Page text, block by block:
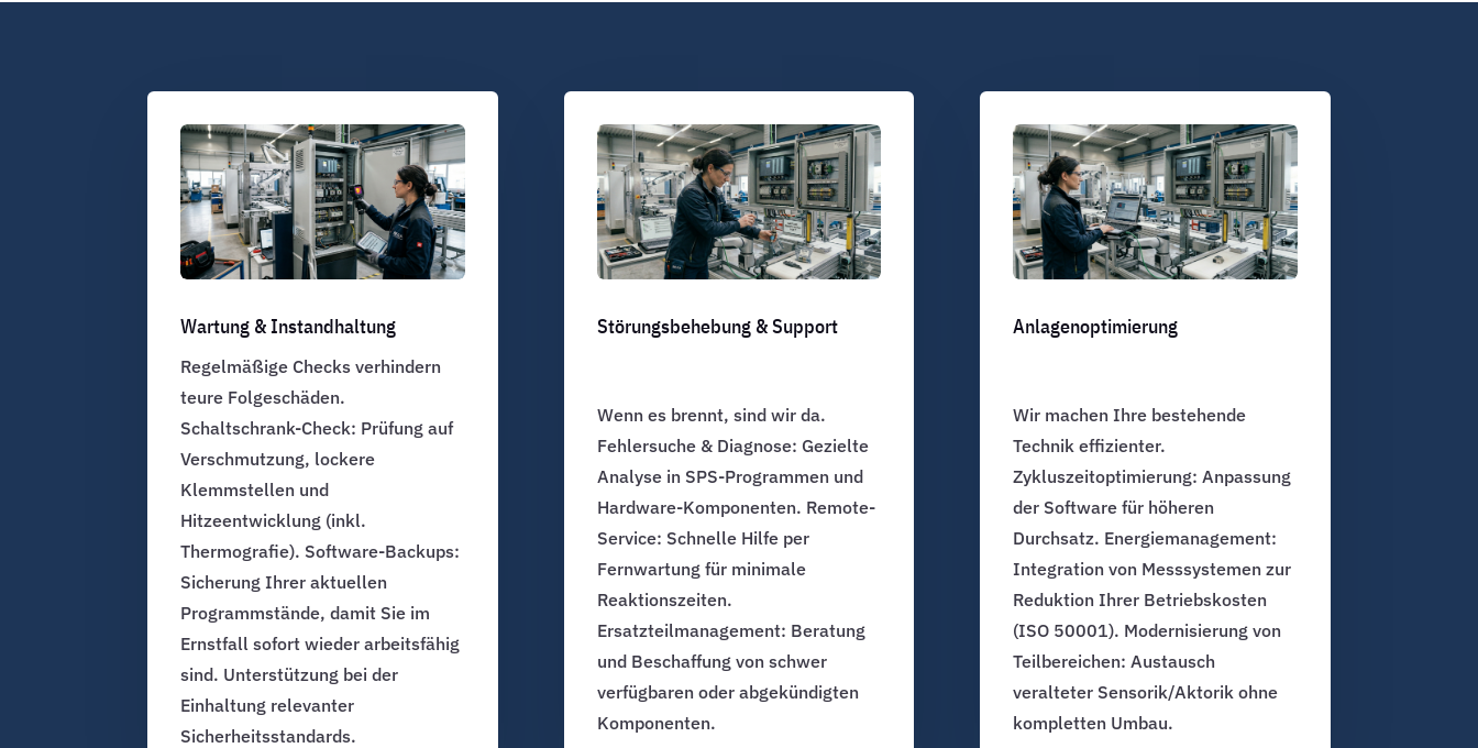
Wartung & Instandhaltung
Regelmäßige Checks verhindern
teure Folgeschäden.
Schaltschrank-Check: Prüfung auf
Verschmutzung, lockere
Klemmstellen und
Hitzeentwicklung (inkl.
Thermografie). Software-Backups:
Sicherung Ihrer aktuellen
Programmstände, damit Sie im
Ernstfall sofort wieder arbeitsfähig
sind. Unterstützung bei der
Einhaltung relevanter
Sicherheitsstandards.
Störungsbehebung & Support
Wenn es brennt, sind wir da.
Fehlersuche & Diagnose: Gezielte
Analyse in SPS-Programmen und
Hardware-Komponenten. Remote-
Service: Schnelle Hilfe per
Fernwartung für minimale
Reaktionszeiten.
Ersatzteilmanagement: Beratung
und Beschaffung von schwer
verfügbaren oder abgekündigten
Komponenten.
Anlagenoptimierung
Wir machen Ihre bestehende
Technik effizienter.
Zykluszeitoptimierung: Anpassung
der Software für höheren
Durchsatz. Energiemanagement:
Integration von Messsystemen zur
Reduktion Ihrer Betriebskosten
(ISO 50001). Modernisierung von
Teilbereichen: Austausch
veralteter Sensorik/Aktorik ohne
kompletten Umbau.